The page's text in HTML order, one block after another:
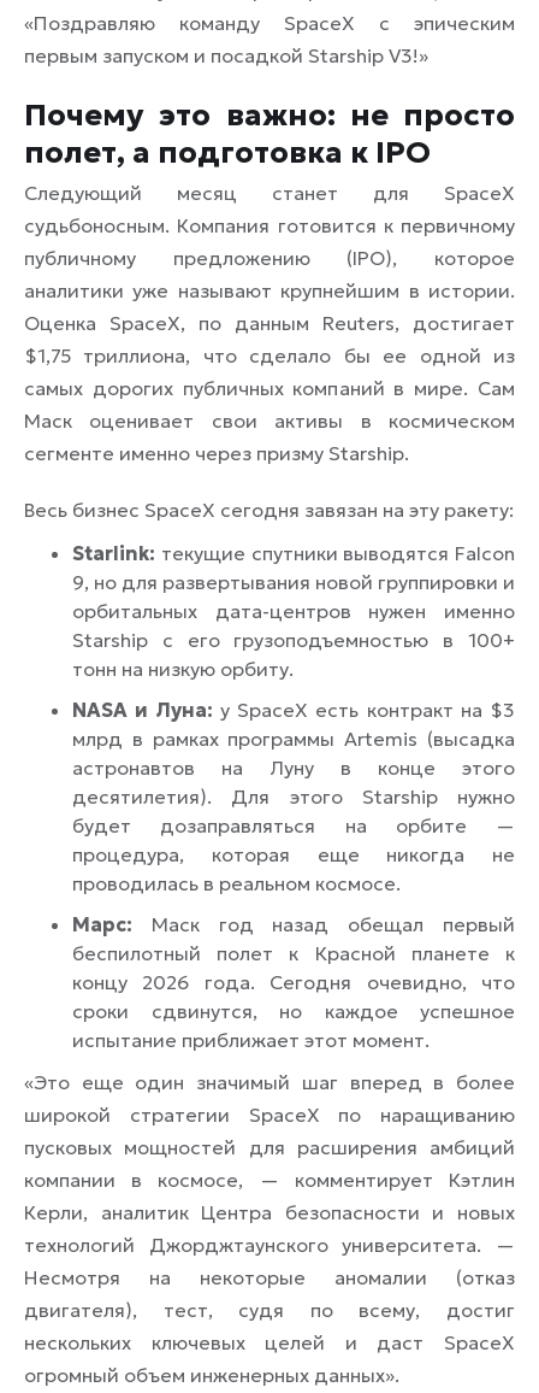
«Поздравляю команду SpaceX с эпическим
первым запуском и посадкой Starship V3!»
Почему это важно: не просто
полет, а подготовка к IPO
Следующий месяц станет для SpaceX
судьбоносным. Компания готовится к первичному
публичному предложению (IPO), которое
аналитики уже называют крупнейшим в истории.
Оценка SpaceX, по данным Reuters, достигает
$1,75 триллиона, что сделало бы ее одной из
самых дорогих публичных компаний в мире. Сам
Маск оценивает свои активы в космическом
сегменте именно через призму Starship.
Весь бизнес SpaceX сегодня завязан на эту ракету:
Starlink: текущие спутники выводятся Falcon
9, но для развертывания новой группировки и
орбитальных дата-центров нужен именно
Starship с его грузоподъемностью в 100+
тонн на низкую орбиту.
NASA и Луна: у SpaceX есть контракт на $3
млрд в рамках программы Artemis (высадка
астронавтов на Луну в конце этого
десятилетия). Для этого Starship нужно
будет дозаправляться на орбите —
процедура, которая еще никогда не
проводилась в реальном космосе.
Марс: Маск год назад обещал первый
беспилотный полет к Красной планете к
концу 2026 года. Сегодня очевидно, что
сроки сдвинутся, но каждое успешное
испытание приближает этот момент.
«Это еще один значимый шаг вперед в более
широкой стратегии SpaceX по наращиванию
пусковых мощностей для расширения амбиций
компании в космосе, — комментирует Кэтлин
Керли, аналитик Центра безопасности и новых
технологий Джорджтаунского университета. —
Несмотря на некоторые аномалии (отказ
двигателя), тест, судя по всему, достиг
нескольких ключевых целей и даст SpaceX
огромный объем инженерных данных».